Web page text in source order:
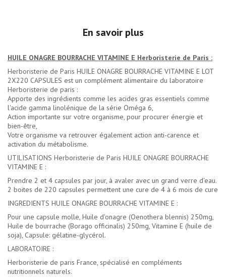
En savoir plus
HUILE ONAGRE BOURRACHE VITAMINE E Herboristerie de Paris :
Herboristerie de Paris HUILE ONAGRE BOURRACHE VITAMINE E LOT
2X220 CAPSULES est un complément alimentaire du laboratoire
Herboristerie de paris :
Apporte des ingrédients comme les acides gras essentiels comme
l'acide gamma linolénique de la série Oméga 6,
Action importante sur votre organisme, pour procurer énergie et
bien-être,
Votre organisme va retrouver également action anti-carence et
activation du métabolisme.
UTILISATIONS Herboristerie de Paris HUILE ONAGRE BOURRACHE
VITAMINE E :
Prendre 2 et 4 capsules par jour, à avaler avec un grand verre d'eau.
2 boites de 220 capsules permettent une cure de 4 à 6 mois de cure
INGREDIENTS HUILE ONAGRE BOURRACHE VITAMINE E :
Pour une capsule molle, Huile d'onagre (Oenothera blennis) 250mg,
Huile de bourrache (Borago officinalis) 250mg, Vitamine E (huile de
soja), Capsule: gélatine-glycérol.
LABORATOIRE :
Herboristerie de paris France, spécialisé en compléments
nutritionnels naturels.